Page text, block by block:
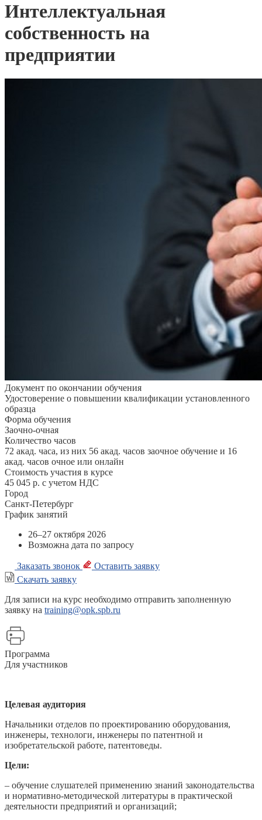
Интеллектуальная
собственность на
предприятии
Документ по окончании обучения
Удостоверение о повышении квалификации установленного
образца
Форма обучения
Заочно-очная
Количество часов
72 акад. часа, из них 56 акад. часов заочное обучение и 16
акад. часов очное или онлайн
Стоимость участия в курсе
45 045 р. с учетом НДС
Город
Санкт-Петербург
График занятий
26–27 октября 2026
Возможна дата по запросу
Заказать звонок
Оставить заявку
Скачать заявку
Для записи на курс необходимо отправить заполненную
заявку на training@opk.spb.ru
Программа
Для участников
Целевая аудитория
Начальники отделов по проектированию оборудования,
инженеры, технологи, инженеры по патентной и
изобретательской работе, патентоведы.
Цели:
– обучение слушателей применению знаний законодательства
и нормативно-методической литературы в практической
деятельности предприятий и организаций;